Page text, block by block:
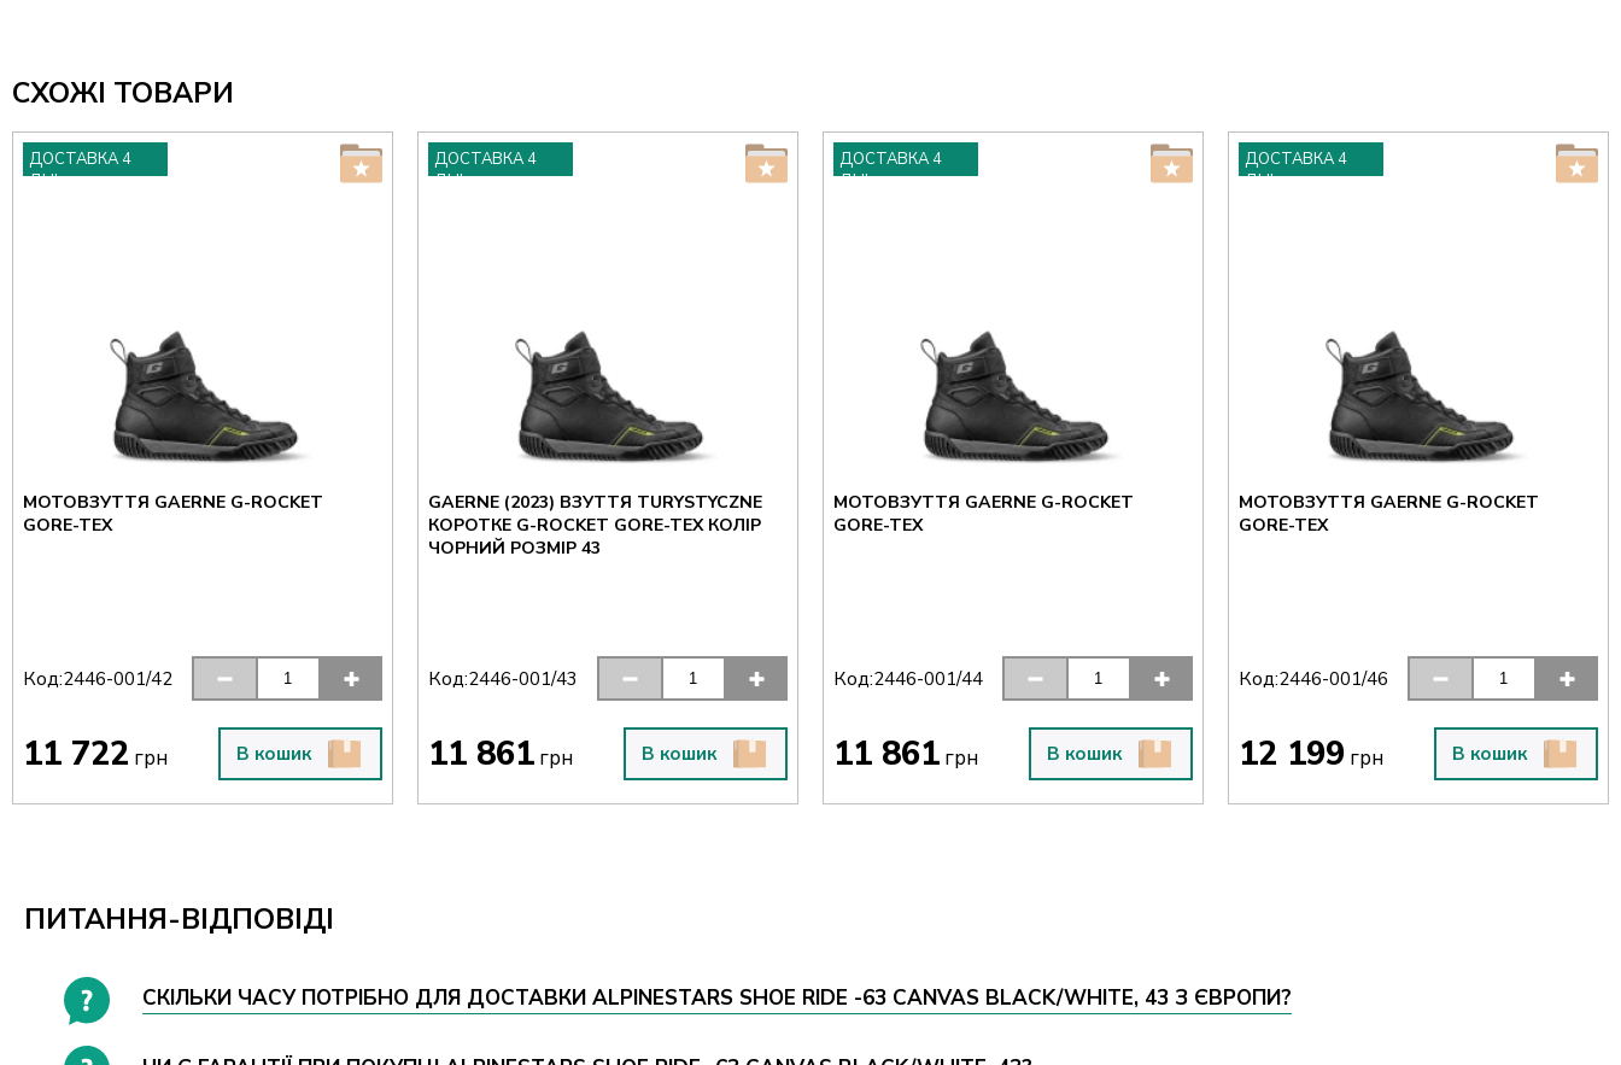
СХОЖІ ТОВАРИ
ДОСТАВКА 4
ДНІ
МОТОВЗУТТЯ GAERNE G-ROCKET
GORE-TEX
Код:2446-001/42
11 722 грн В кошик
ДОСТАВКА 4
ДНІ
GAERNE (2023) ВЗУТТЯ TURYSTYCZNE
КОРОТКЕ G-ROCKET GORE-TEX КОЛІР
ЧОРНИЙ РОЗМІР 43
Код:2446-001/43
11 861 грн В кошик
ДОСТАВКА 4
ДНІ
МОТОВЗУТТЯ GAERNE G-ROCKET
GORE-TEX
Код:2446-001/44
11 861 грн В кошик
ДОСТАВКА 4
ДНІ
МОТОВЗУТТЯ GAERNE G-ROCKET
GORE-TEX
Код:2446-001/46
12 199 грн В кошик
ПИТАННЯ-ВІДПОВІДІ
СКІЛЬКИ ЧАСУ ПОТРІБНО ДЛЯ ДОСТАВКИ ALPINESTARS SHOE RIDE -63 CANVAS BLACK/WHITE, 43 З ЄВРОПИ?